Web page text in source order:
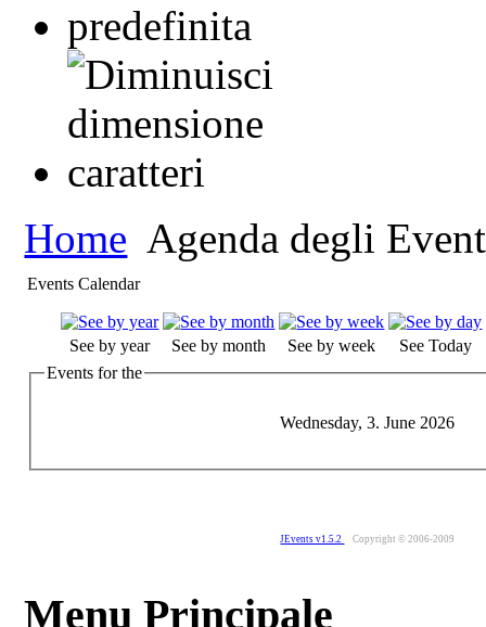
Home Agenda degli
Events Calendar
See by year See by month See by week
See Today
Events for the
Wednesday, 3. June 2026
JEvents v1.5.2 Copyright © 2006-2009
Menu Principale